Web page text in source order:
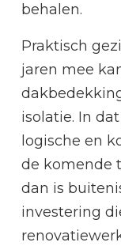
behalen.
Praktisch
jaren mee
isolatie. In
logische en
de komende
dan is
investering